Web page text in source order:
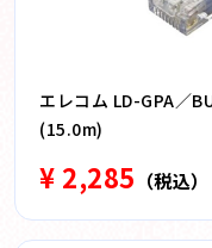
エレコム LD-GPA／
(15.0m)
¥ 2,285 （税込）